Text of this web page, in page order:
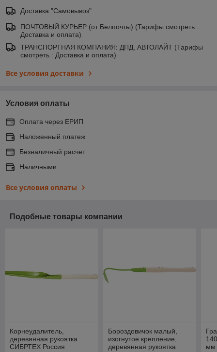
Доставка "Самовывоз"
ПОЧТОВЫЙ КУРЬЕР (от Белпочты) (Тарифы смотреть :
Доставка и оплата)
ТРАНСПОРТНАЯ КОМПАНИЯ: ДПД, АВТОЛАЙТ (Тарифы
смотреть : Доставка и оплата)
Все условия доставки
Условия оплаты
Оплата через ЕРИП
Наложенный платеж
Безналичный расчет
Наличными
Все условия оплаты
Подобные товары компании
Корнеудалитель,
деревянная рукоятка
СИБРТЕХ Россия
Бороздовичок малый,
изогнутое крепление,
деревянная рукоятка
мм